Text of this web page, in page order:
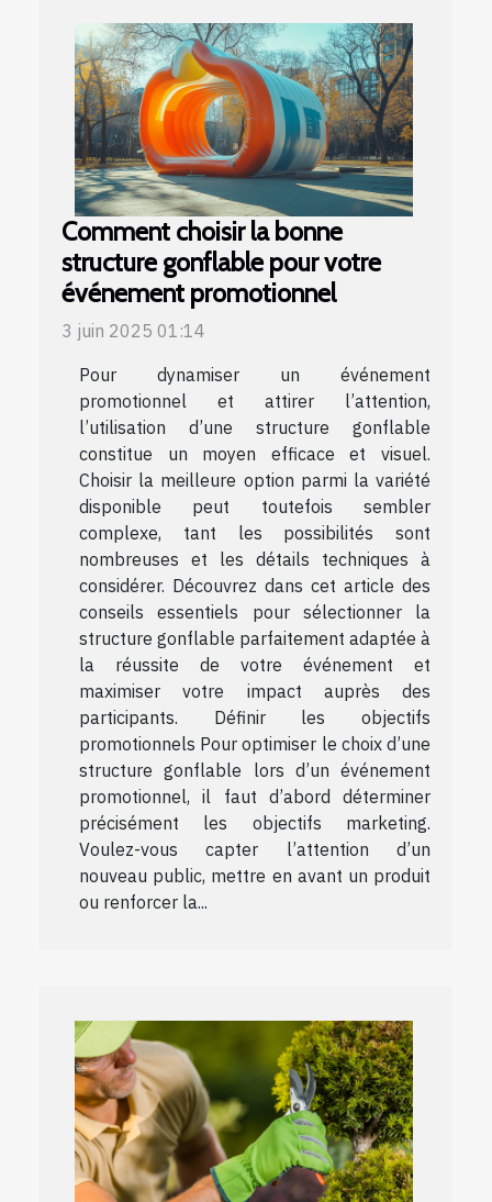
Comment choisir la bonne
structure gonflable pour votre
événement promotionnel
3 juin 2025 01:14
Pour dynamiser un événement
promotionnel et attirer l’attention,
l’utilisation d’une structure gonflable
constitue un moyen efficace et visuel.
Choisir la meilleure option parmi la variété
disponible peut toutefois sembler
complexe, tant les possibilités sont
nombreuses et les détails techniques à
considérer. Découvrez dans cet article des
conseils essentiels pour sélectionner la
structure gonflable parfaitement adaptée à
la réussite de votre événement et
maximiser votre impact auprès des
participants. Définir les objectifs
promotionnels Pour optimiser le choix d’une
structure gonflable lors d’un événement
promotionnel, il faut d’abord déterminer
précisément les objectifs marketing.
Voulez-vous capter l’attention d’un
nouveau public, mettre en avant un produit
ou renforcer la...